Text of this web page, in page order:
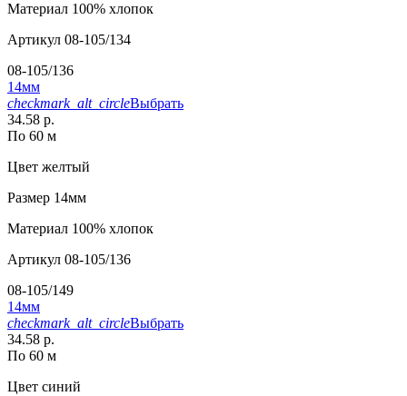
Материал 100% хлопок
Артикул 08-105/134
08-105/136
14мм
checkmark_alt_circleВыбрать
34.58 р.
По 60 м
Цвет желтый
Размер 14мм
Материал 100% хлопок
Артикул 08-105/136
08-105/149
14мм
checkmark_alt_circleВыбрать
34.58 р.
По 60 м
Цвет синий